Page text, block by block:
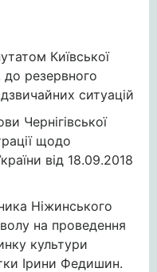
Київської
резервного
ситуацій
Чернігівської
щодо
від 18.09.2018
Ніжинського
на проведення
культури
Ірини Федишин.